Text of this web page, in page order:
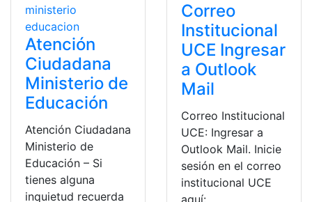
Atención
Ciudadana
Ministerio de
Educación
Atención Ciudadana
Ministerio de
Educación – Si
tienes alguna
inquietud recuerda
Correo
Institucional
UCE Ingresar
a Outlook
Mail
Correo Institucional
UCE: Ingresar a
Outlook Mail. Inicie
sesión en el correo
institucional UCE
aquí: